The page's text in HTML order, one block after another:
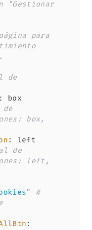
"Gestionar
para
de
:
box
de
box,
:
left
de
left,
#
: